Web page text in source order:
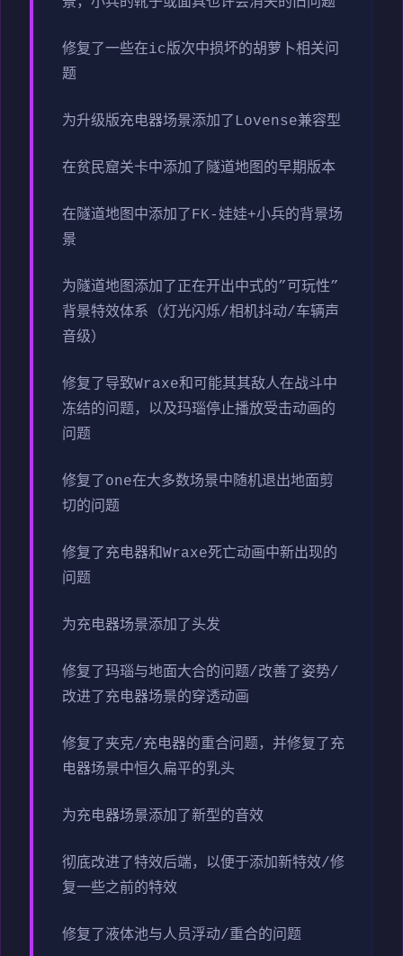
修复了一些在ic版次中损坏的胡萝卜相关问
题
为升级版充电器场景添加了Lovense兼容型
在贫民窟关卡中添加了隧道地图的早期版本
在隧道地图中添加了FK-娃娃+小兵的背景场
景
为隧道地图添加了正在开出中式的”可玩性”
背景特效体系（灯光闪烁/相机抖动/车辆声
音级）
修复了导致Wraxe和可能其其敌人在战斗中
冻结的问题，以及玛瑙停止播放受击动画的
问题
修复了one在大多数场景中随机退出地面剪
切的问题
修复了充电器和Wraxe死亡动画中新出现的
问题
为充电器场景添加了头发
修复了玛瑙与地面大合的问题/改善了姿势/
改进了充电器场景的穿透动画
修复了夹克/充电器的重合问题，并修复了充
电器场景中恒久扁平的乳头
为充电器场景添加了新型的音效
彻底改进了特效后端，以便于添加新特效/修
复一些之前的特效
修复了液体池与人员浮动/重合的问题